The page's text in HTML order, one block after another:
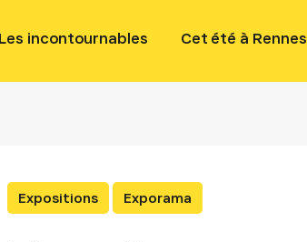
Les incontournables Cet été à Rennes
Expositions Exporama